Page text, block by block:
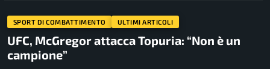
SPORT DI COMBATTIMENTO ULTIMI ARTICOLI
UFC, McGregor attacca Topuria: “Non è un
campione”